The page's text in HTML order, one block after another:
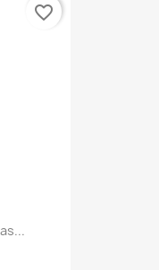
favorite_border